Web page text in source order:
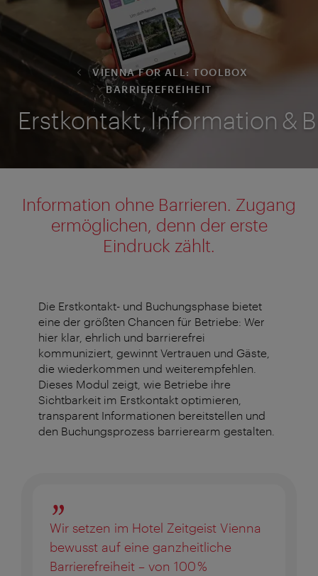
VIENNA FOR ALL: TOOLBOX
BARRIEREFREIHEIT
Erstkontakt, Information &
Information ohne Barrieren. Zugang
ermöglichen, denn der erste
Eindruck zählt.
Die Erstkontakt- und Buchungsphase bietet
eine der größten Chancen für Betriebe: Wer
hier klar, ehrlich und barrierefrei
kommuniziert, gewinnt Vertrauen und Gäste,
die wiederkommen und weiterempfehlen.
Dieses Modul zeigt, wie Betriebe ihre
Sichtbarkeit im Erstkontakt optimieren,
transparent Informationen bereitstellen und
den Buchungsprozess barrierearm gestalten.
Wir setzen im Hotel Zeitgeist Vienna
bewusst auf eine ganzheitliche
Barrierefreiheit – von 100 %